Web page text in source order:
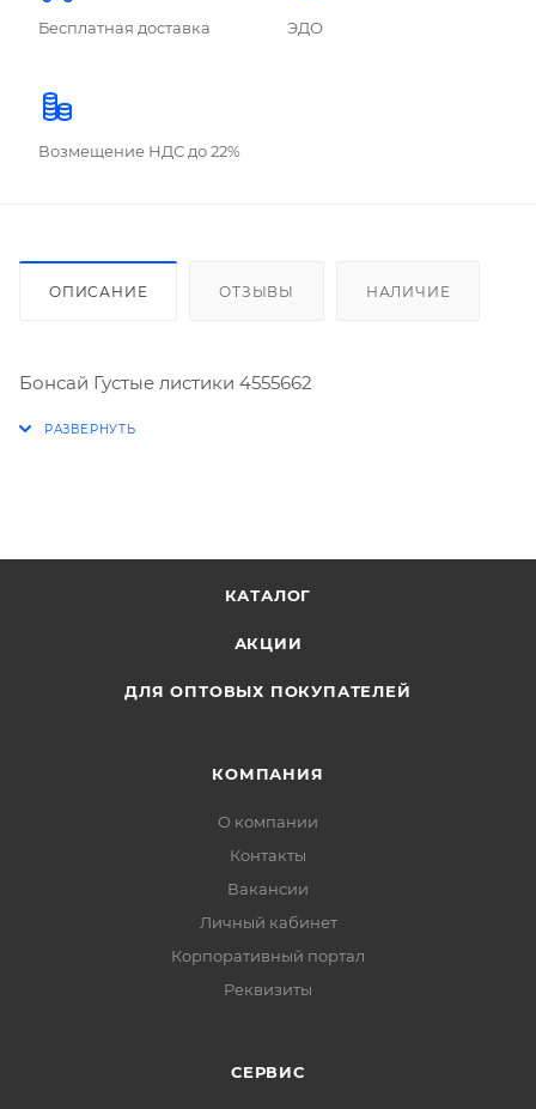
Бесплатная доставка ЭДО
Возмещение НДС до 22%
ОПИСАНИЕ ОТЗЫВЫ НАЛИЧИЕ
Бонсай Густые листики 4555662
КАТАЛОГ
АКЦИИ
ДЛЯ ОПТОВЫХ ПОКУПАТЕЛЕЙ
КОМПАНИЯ
О компании
Контакты
Вакансии
Личный кабинет
Корпоративный портал
Реквизиты
СЕРВИС